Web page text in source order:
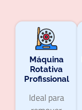
Máquina
Rotativa
Profissional
Ideal para